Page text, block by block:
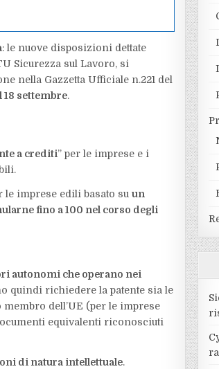
: le nuove disposizioni dettate
Sicurezza sul Lavoro, si
nella Gazzetta Ufficiale n.221 del
settembre.
a crediti” per le imprese e i
le imprese edili basato suun
fino a 100 nel corso degli
autonomi che operano nei
quindi richiedere la patente sia le
dell’UE (per le imprese
equivalenti riconosciuti
di natura intellettuale.